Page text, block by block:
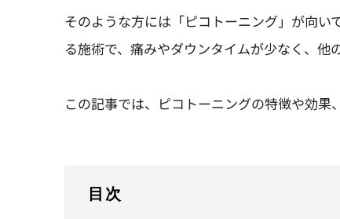
そのような方には「ピコトーニング」が向い
る施術で、痛みやダウンタイムが少なく、他
この記事では、ピコトーニングの特徴や効果
目次